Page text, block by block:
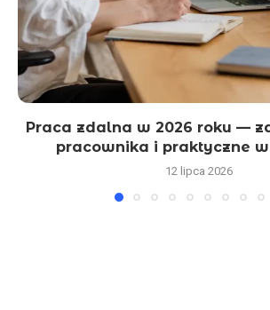
Praca zdalna w 2026 roku —
pracownika i praktyczne
12 lipca 2026